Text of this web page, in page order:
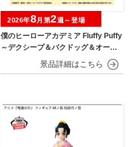
僕のヒーローアカデミア Fluffy Puffy
～デクシープ＆バクドッグ＆オール
マイゴート～
2026年8月第2週～登場